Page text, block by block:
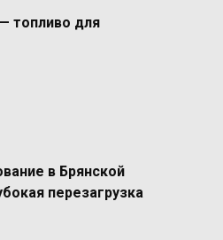
топливо для
в Брянской
перезагрузка